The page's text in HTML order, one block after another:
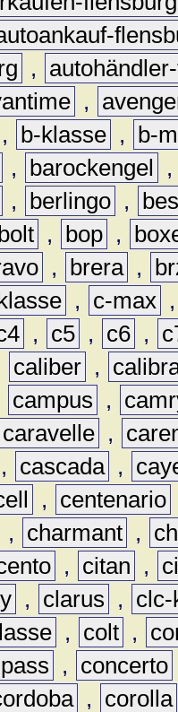
,
,
, b-klasse ,
b-
, barockengel
, berlingo ,
, bop ,
, brera ,
, c-max
, c5 , c6 ,
caliber ,
campus ,
caravelle ,
, cascada ,
, centenario
, charmant ,
, citan ,
, clarus ,
clc-
, colt ,
, concerto
,
corolla